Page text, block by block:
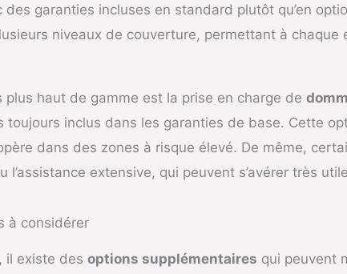
garanties incluses en standard plutôt qu’en
niveaux de couverture, permettant à
plus haut de gamme est la prise en charge de
toujours inclus dans les garanties de base. Cette
dans des zones à risque élevé. De même,
l’assistance extensive, qui peuvent s’avérer très
à considérer
il existe des options supplémentaires qui peuvent